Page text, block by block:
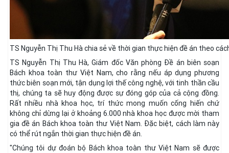
TS Nguyễn Thị Thu Hà chia sẻ về thời gian thực hiện đề án theo
TS Nguyễn Thị Thu Hà, Giám đốc Văn phòng Đề án biên soạn
Bách khoa toàn thư Việt Nam, cho rằng nếu áp dụng phương
thức biên soạn mới, tận dụng lợi thế công nghệ, với tinh thần cầu
thị, chúng ta sẽ huy động được sự đóng góp của cả cộng đồng.
Rất nhiều nhà khoa học, trí thức mong muốn cống hiến chứ
không chỉ dừng lại ở khoảng 6.000 nhà khoa học được mời tham
gia đề án Bách khoa toàn thư Việt Nam. Đặc biệt, cách làm này
có thể rút ngắn thời gian thực hiện đề án.
"Chúng tôi dự đoán bộ Bách khoa toàn thư Việt Nam sẽ được